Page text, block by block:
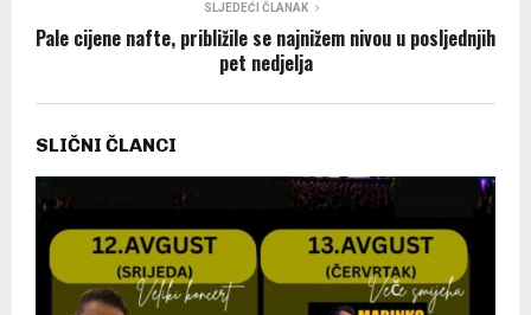
SLJEDEĆI ČLANAK
Pale cijene nafte, približile se najnižem nivou u posljednjih
pet nedjelja
SLIČNI ČLANCI